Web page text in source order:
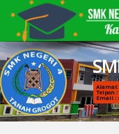
SM
Alamat
Telpon
Email :